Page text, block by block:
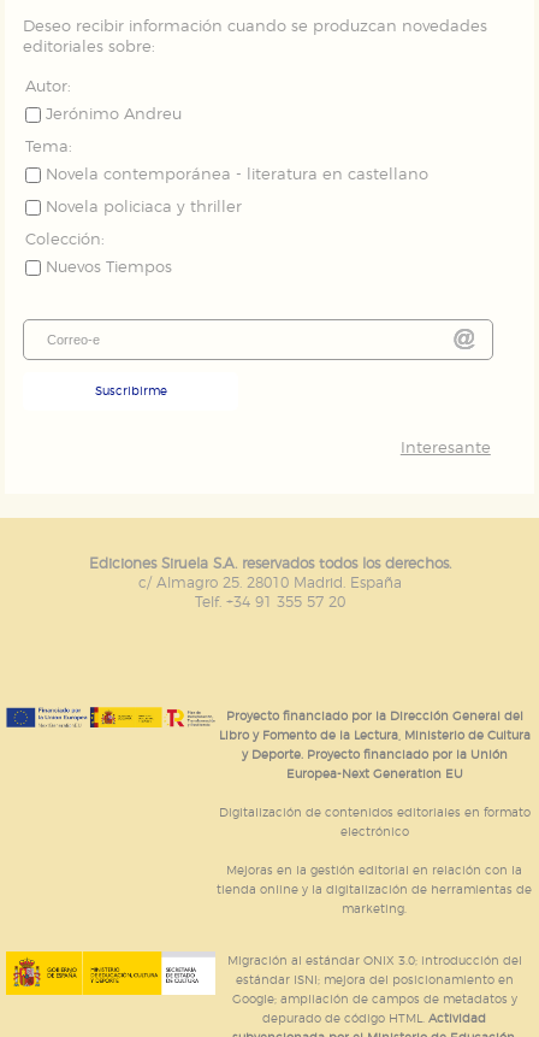
Deseo recibir información cuando se produzcan novedades
editoriales sobre:
Autor:
Jerónimo Andreu
Tema:
Novela contemporánea - literatura en castellano
Novela policiaca y thriller
Colección:
Nuevos Tiempos
Suscribirme
Interesante
Ediciones Siruela S.A. reservados todos los derechos.
c/ Almagro 25. 28010 Madrid. España
Telf. +34 91 355 57 20
Proyecto financiado por la Dirección General del
Libro y Fomento de la Lectura, Ministerio de Cultura
y Deporte. Proyecto financiado por la Unión
Europea-Next Generation EU
Digitalización de contenidos editoriales en formato
electrónico
Mejoras en la gestión editorial en relación con la
tienda online y la digitalización de herramientas de
marketing.
Migración al estándar ONIX 3.0; introducción del
estándar ISNI; mejora del posicionamiento en
Google; ampliación de campos de metadatos y
depurado de código HTML.Actividad